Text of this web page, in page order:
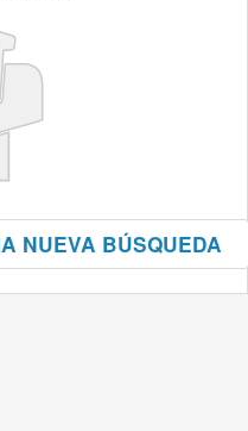
NUEVA BÚSQUEDA